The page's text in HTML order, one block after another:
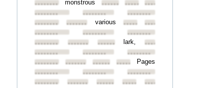
•••••••• monstrous ••••••••••••••••••••••••
••••••••
••••••••
••••••••
••••••••
•••••••• various ••••••••••••••••
••••••••
••••••••
••••••••
••••••••
•••••••• ••••••••lark, ••••••••
••••••••
••••••••
••••••••
••••••••
•••••••• ••••••••••••••••Pages
••••••••
••••••••
••••••••
••••••••
•••••••• •••••••• ••••••••••••••••